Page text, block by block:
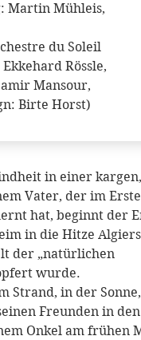
Martin Mühleis,
du Soleil
Rössle,
Mansour,
Birte Horst)
in einer
Vater, der im
hat, beginnt der
in die Hitze
der „natürlichen
wurde.
Strand, in der
Freunden in den
Onkel am frühen